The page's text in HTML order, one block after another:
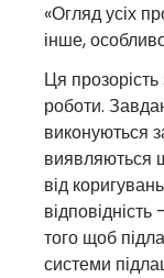
«Огляд усіх
інше,
Ця
роботи.
виконуються
виявляються
від
того щоб
системи